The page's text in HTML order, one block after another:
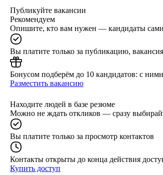
Публикуйте вакансии
Рекомендуем
Опишите, кто вам нужен — кандидаты сами
Вы платите только за публикацию,
Бонусом подберём до 10 кандидатов: с
Разместить вакансию
Находите людей в базе резюме
Можно не ждать откликов — сразу
Вы платите только за просмотр контактов
Контакты открыты до конца действия
Купить доступ